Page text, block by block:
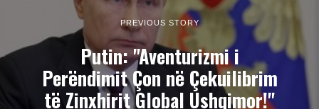
PREVIOUS STORY
Putin: "Aventurizmi i
Perëndimit Çon në Çekuilibrim
të Zinxhirit Global Ushqimor!"